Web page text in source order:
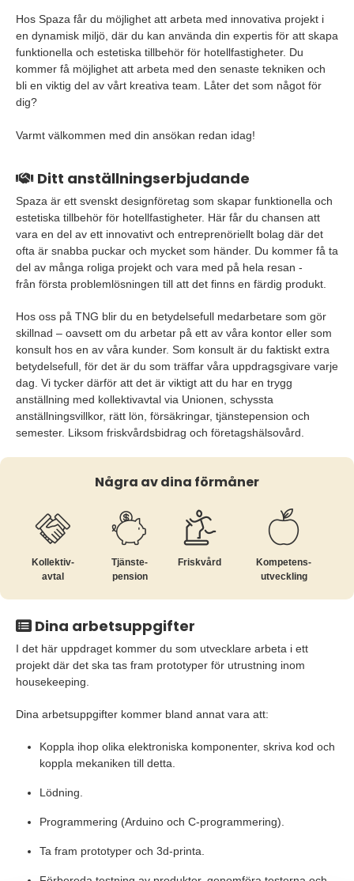
Hos Spaza får du möjlighet att arbeta med innovativa projekt i
en dynamisk miljö, där du kan använda din expertis för att skapa
funktionella och estetiska tillbehör för hotellfastigheter. Du
kommer få möjlighet att arbeta med den senaste tekniken och
bli en viktig del av vårt kreativa team. Låter det som något för
dig?
Varmt välkommen med din ansökan redan idag!
Ditt anställningserbjudande
Spaza är ett svenskt designföretag som skapar funktionella och
estetiska tillbehör för hotellfastigheter. Här får du chansen att
vara en del av ett innovativt och entreprenöriellt bolag där det
ofta är snabba puckar och mycket som händer. Du kommer få ta
del av många roliga projekt och vara med på hela resan -
från första problemlösningen till att det finns en färdig produkt.
Hos oss på TNG blir du en betydelsefull medarbetare som gör
skillnad – oavsett om du arbetar på ett av våra kontor eller som
konsult hos en av våra kunder. Som konsult är du faktiskt extra
betydelsefull, för det är du som träffar våra uppdragsgivare varje
dag. Vi tycker därför att det är viktigt att du har en trygg
anställning med kollektivavtal via Unionen, schyssta
anställningsvillkor, rätt lön, försäkringar, tjänstepension och
semester. Liksom friskvårdsbidrag och företagshälsovård.
Några av dina förmåner
Kollektiv­
avtal
Tjänste­
pension
Friskvård
Kompetens­
utveckling
Dina arbetsuppgifter
I det här uppdraget kommer du som utvecklare arbeta i ett
projekt där det ska tas fram prototyper för utrustning inom
housekeeping.
Dina arbetsuppgifter kommer bland annat vara att:
Koppla ihop olika elektroniska komponenter, skriva kod och
koppla mekaniken till detta.
Lödning.
Programmering (Arduino och C-programmering).
Ta fram prototyper och 3d-printa.